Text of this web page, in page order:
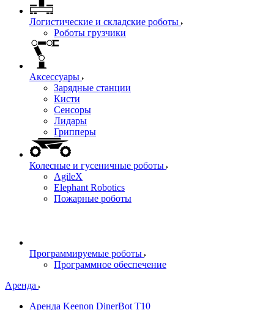
Логистические и складские роботы
Роботы грузчики
Аксессуары
Зарядные станции
Кисти
Сенсоры
Лидары
Грипперы
Колесные и гусеничные роботы
AgileX
Elephant Robotics
Пожарные роботы
Программируемые роботы
Программное обеспечение
Аренда
Аренда Keenon DinerBot T10